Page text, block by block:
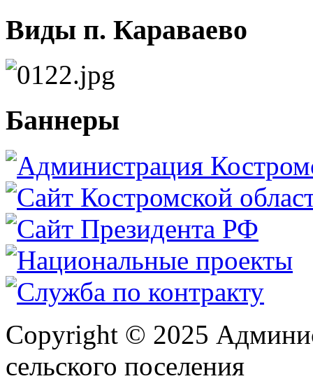
Виды п. Караваево
Баннеры
Copyright © 2025
сельского поселения